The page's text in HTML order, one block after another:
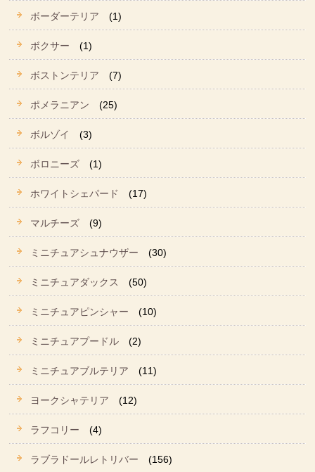
ボーダーテリア (1)
ボクサー (1)
ボストンテリア (7)
ポメラニアン (25)
ボルゾイ (3)
ボロニーズ (1)
ホワイトシェパード (17)
マルチーズ (9)
ミニチュアシュナウザー (30)
ミニチュアダックス (50)
ミニチュアピンシャー (10)
ミニチュアプードル (2)
ミニチュアブルテリア (11)
ヨークシャテリア (12)
ラフコリー (4)
ラブラドールレトリバー (156)